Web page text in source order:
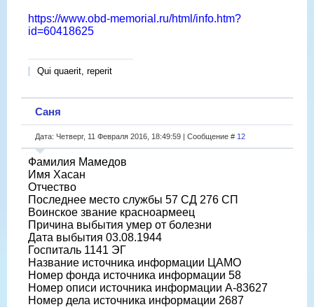
https://www.obd-memorial.ru/html/info.htm?
id=60418625
Qui quaerit, reperit
Саня
Дата: Четверг, 11 Февраля 2016, 18:49:59 | Сообщение # 12
Фамилия Мамедов
Имя Хасан
Отчество
Последнее место службы 57 СД 276 СП
Воинское звание красноармеец
Причина выбытия умер от болезни
Дата выбытия 03.08.1944
Госпиталь 1141 ЭГ
Название источника информации ЦАМО
Номер фонда источника информации 58
Номер описи источника информации А-83627
Номер дела источника информации 2687